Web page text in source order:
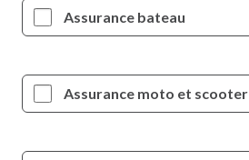
Assurance bateau
Assurance moto et scooter